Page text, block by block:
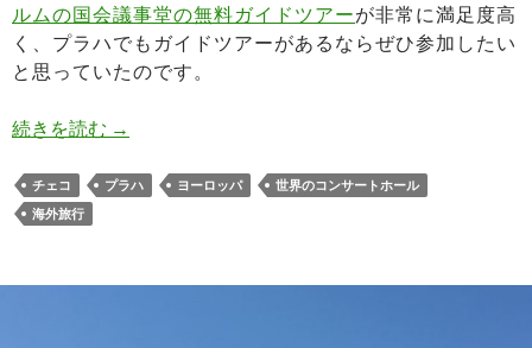
ルムの国会議事堂の無料ガイドツアーが非常に満足度高
く、プラハでもガイドツアーがあるならぜひ参加したい
と思っていたのです。
続きを読む プラハ市民会館のガイドツアー！スメタナホー
→
チェコ プラハ ヨーロッパ
世界のコンサートホール
海外旅行